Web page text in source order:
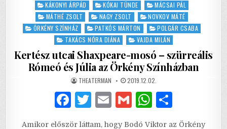
KÁKONYI ÁRPÁD
KÓKAI TÜNDE
MÁCSAI PÁL
MÁTHÉ ZSOLT
NAGY ZSOLT
NOVKOV MÁTÉ
ÖRKÉNY SZÍNHÁZ
PATKÓS MÁRTON
POLGÁR CSABA
TAKÁCS NÓRA DIÁNA
VAJDA MILÁN
Kertész utcai Shaxpeare-mosó – szürreális
Rómeó és Júlia az Örkény Színházban
AUTHOR:
THEATERMAN PUBLISHED
DATE:
2019.12.02.
F T E G W
h
Amikor először láttam, hogy Bodó Viktor az Örkény